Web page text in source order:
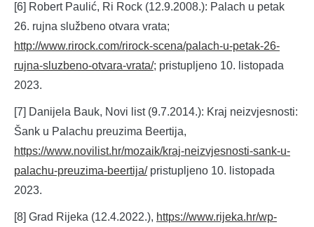
[6] Robert Paulić, Ri Rock (12.9.2008.): Palach u petak
26. rujna službeno otvara vrata;
http://www.rirock.com/rirock-scena/palach-u-petak-26-
rujna-sluzbeno-otvara-vrata/; pristupljeno 10. listopada
2023.
[7] Danijela Bauk, Novi list (9.7.2014.): Kraj neizvjesnosti:
Šank u Palachu preuzima Beertija,
https://www.novilist.hr/mozaik/kraj-neizvjesnosti-sank-u-
palachu-preuzima-beertija/pristupljeno 10. listopada
2023.
[8] Grad Rijeka (12.4.2022.), https://www.rijeka.hr/wp-